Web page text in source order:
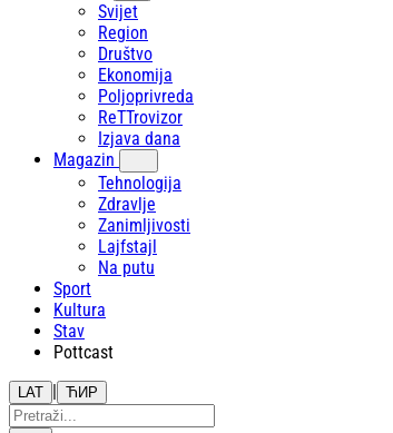
Svijet
Region
Društvo
Ekonomija
Poljoprivreda
ReTTrovizor
Izjava dana
Magazin
Tehnologija
Zdravlje
Zanimljivosti
Lajfstajl
Na putu
Sport
Kultura
Stav
Pottcast
LAT | ЋИР